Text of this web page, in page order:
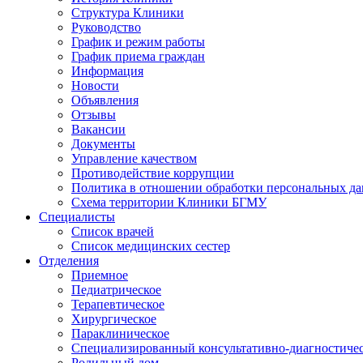
Структура Клиники
Руководство
График и режим работы
График приема граждан
Информация
Новости
Объявления
Отзывы
Вакансии
Документы
Управление качеством
Противодействие коррупции
Политика в отношении обработки персональных
Схема территории Клиники БГМУ
Специалисты
Список врачей
Список медицинских сестер
Отделения
Приемное
Педиатрическое
Терапевтическое
Хирургическое
Параклиническое
Специализированный консультативно-